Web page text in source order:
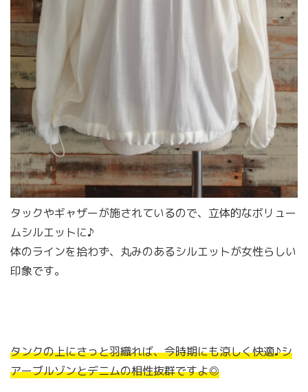
タックやギャザーが施されているので、立体的なボリュー
ムシルエットに♪
体のラインを拾わず、丸みのあるシルエットが女性らしい
印象です。
タンクの上にさっと羽織れば、今時期にも涼しく快適♪シ
アーブルゾンとデニムの相性抜群ですよ◎